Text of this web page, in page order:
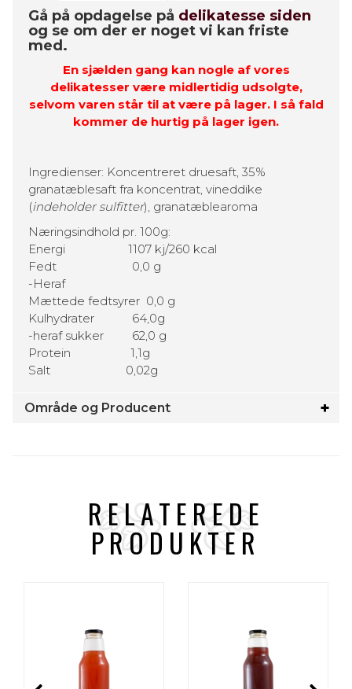
Gå på opdagelse på delikatesse siden
og se om der er noget vi kan friste
med.
En sjælden gang kan nogle af vores
delikatesser være midlertidig udsolgte,
selvom varen står til at være på lager. I så fald
kommer de hurtig på lager igen.
Ingredienser: Koncentreret druesaft, 35%
granatæblesaft fra koncentrat, vineddike
(indeholder sulfitter), granatæblearoma
Næringsindhold pr. 100g:
Energi 1107 kj/260 kcal
Fedt 0,0 g
-Heraf
Mættede fedtsyrer 0,0 g
Kulhydrater 64,0g
-heraf sukker 62,0 g
Protein 1,1g
Salt 0,02g
Område og Producent
RELATEREDE
PRODUKTER